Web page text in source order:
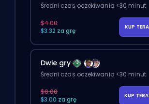
Średni czas oczekiwania <30 minut
$4.00
$3.32 za grę
KUP
Dwie gry
Średni czas oczekiwania <30 minut
$8.00
$3.00 za grę
KUP